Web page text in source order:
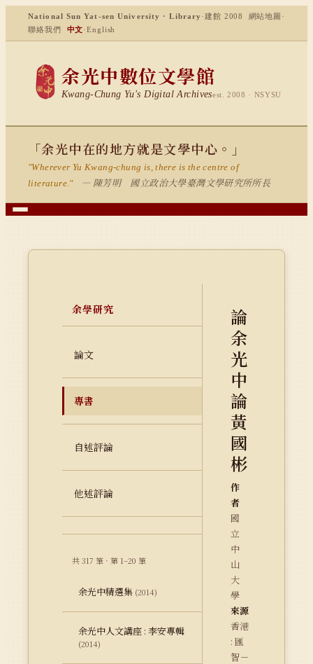
National Sun Yat-sen University · Library ·建館 2008 網站地圖 ·
聯絡我們
中文·English
余光中數位文學館
Kwang-Chung Yu's Digital Archivesest. 2008 · NSYSU
「余光中在的地方就是文學中心。」
"Wherever Yu Kwang-chung is, there is the centre of
literature."
— 陳芳明 國立政治大學臺灣文學研究所所長
余學研究
論文
專書
自述評論
他述評論
共 317 筆 · 第 1–20 筆
余光中精選集 (2014)
余光中人文講座 : 李安專輯
(2014)
論
余
光
中
論
黃
國
彬
作
者
國
立
中
山
大
學
來源
香港
: 匯
智－